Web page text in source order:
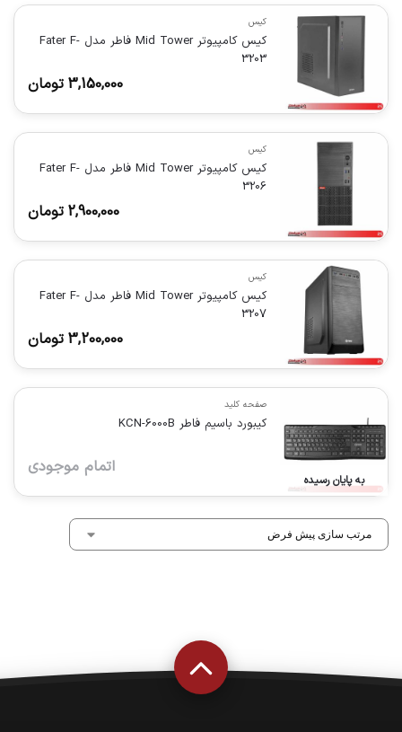
کیس
کیس کامپیوتر Mid Tower فاطر مدل Fater F-
3203
3,150,000 تومان
کیس
کیس کامپیوتر Mid Tower فاطر مدل Fater F-
3206
2,900,000 تومان
کیس
کیس کامپیوتر Mid Tower فاطر مدل Fater F-
3207
3,200,000 تومان
به پایان رسیده
صفحه کلید
کیبورد باسیم فاطر KCN-6000B
اتمام موجودی